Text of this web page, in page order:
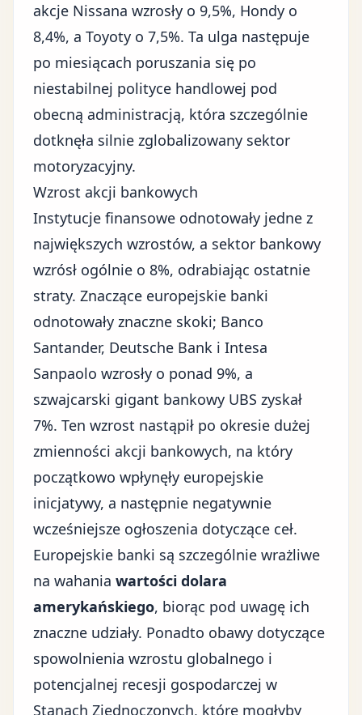
akcje Nissana wzrosły o 9,5%, Hondy o
8,4%, a Toyoty o 7,5%. Ta ulga następuje
po miesiącach poruszania się po
niestabilnej polityce handlowej pod
obecną administracją, która szczególnie
dotknęła silnie zglobalizowany sektor
motoryzacyjny.
Wzrost akcji bankowych
Instytucje finansowe odnotowały jedne z
największych wzrostów, a sektor bankowy
wzrósł ogólnie o 8%, odrabiając ostatnie
straty. Znaczące europejskie banki
odnotowały znaczne skoki; Banco
Santander, Deutsche Bank i Intesa
Sanpaolo wzrosły o ponad 9%, a
szwajcarski gigant bankowy UBS zyskał
7%. Ten wzrost nastąpił po okresie dużej
zmienności akcji bankowych, na który
początkowo wpłynęły europejskie
inicjatywy, a następnie negatywnie
wcześniejsze ogłoszenia dotyczące ceł.
Europejskie banki są szczególnie wrażliwe
na wahania wartości dolara
amerykańskiego, biorąc pod uwagę ich
znaczne udziały. Ponadto obawy dotyczące
spowolnienia wzrostu globalnego i
potencjalnej recesji gospodarczej w
Stanach Zjednoczonych, które mogłyby